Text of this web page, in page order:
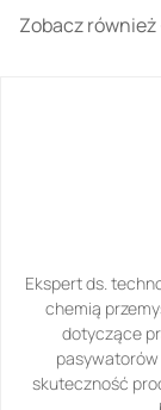
Zobacz również
Ekspert ds.
chemią
dotyczące
pasywatorów
skuteczność